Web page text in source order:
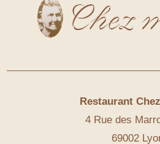
Restaurant
4 Rue des
69002